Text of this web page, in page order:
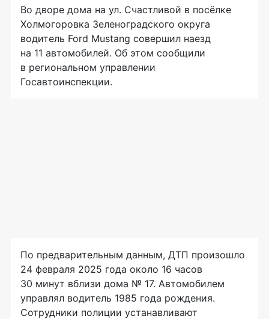
Во дворе дома на ул. Счастливой в посёлке
Холмогоровка Зеленоградского округа
водитель Ford Mustang совершил наезд
на 11 автомобилей. Об этом сообщили
в региональном управлении
Госавтоинспекции.
По предварительным данным, ДТП произошло
24 февраля 2025 года около 16 часов
30 минут вблизи дома № 17. Автомобилем
управлял водитель 1985 года рождения.
Сотрудники полиции устанавливают